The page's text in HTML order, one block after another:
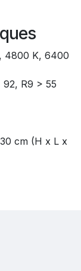
4800 K, 6400
92, R9 > 55
cm (H x L x